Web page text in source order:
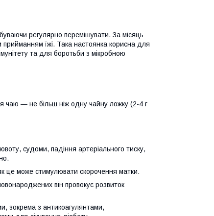
регулярно перемішувати. За місяць
їжі. Така настоянка корисна для
та для боротьби з мікробною
чаю — не більш ніж одну чайну ложку (2-4 г
судоми, падіння артеріального тиску,
це може стимулювати скорочення матки.
він провокує розвиток
зокрема з антикоагулянтами,